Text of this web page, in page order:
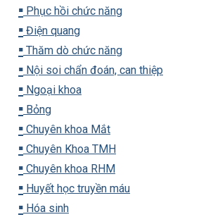
▪️ Phục hồi chức năng
▪️ Điện quang
▪️ Thăm dò chức năng
▪️ Nội soi chẩn đoán, can thiệp
▪️ Ngoại khoa
▪️ Bỏng
▪️ Chuyên khoa Mắt
▪️ Chuyên Khoa TMH
▪️ Chuyên khoa RHM
▪️ Huyết học truyền máu
▪️ Hóa sinh